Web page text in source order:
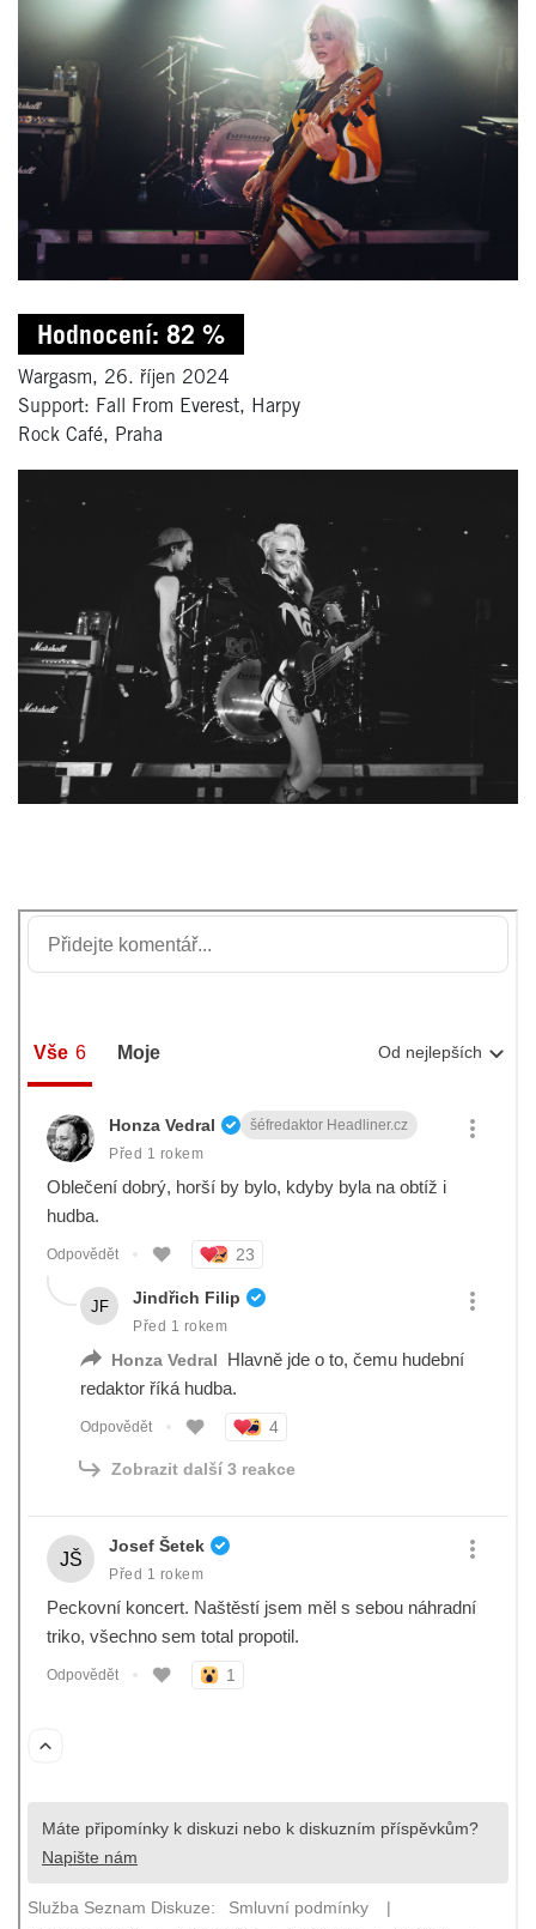
Hodnocení: 82 %
Wargasm, 26. říjen 2024
Support: Fall From Everest, Harpy
Rock Café, Praha